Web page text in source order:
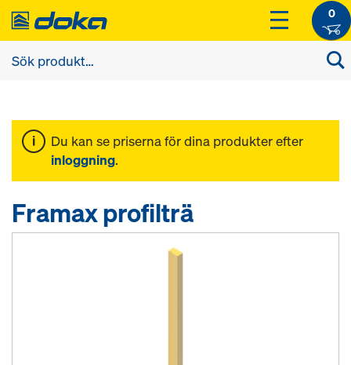
0
Du kan se priserna för dina produkter efter
inloggning.
Framax profilträ